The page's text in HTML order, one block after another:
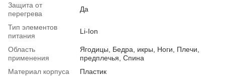
Защита от
перегрева
Да
Тип элементов
питания
Li-Ion
Область
применения
Ягодицы, Бедра, икры, Ноги, Плечи,
предплечья, Спина
Материал корпуса
Пластик